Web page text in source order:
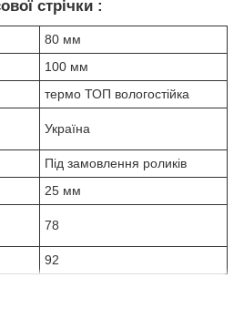
стрічки :
80 мм
100 мм
термо ТОП вологостійка
Україна
Під замовлення роликів
25 мм
78
92